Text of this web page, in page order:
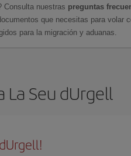
Consulta nuestras preguntas
que necesitas para volar
para la migración y aduanas.
Seu dUrgell